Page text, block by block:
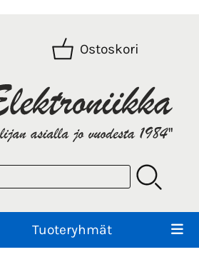
Ostoskori
Tuoteryhmät